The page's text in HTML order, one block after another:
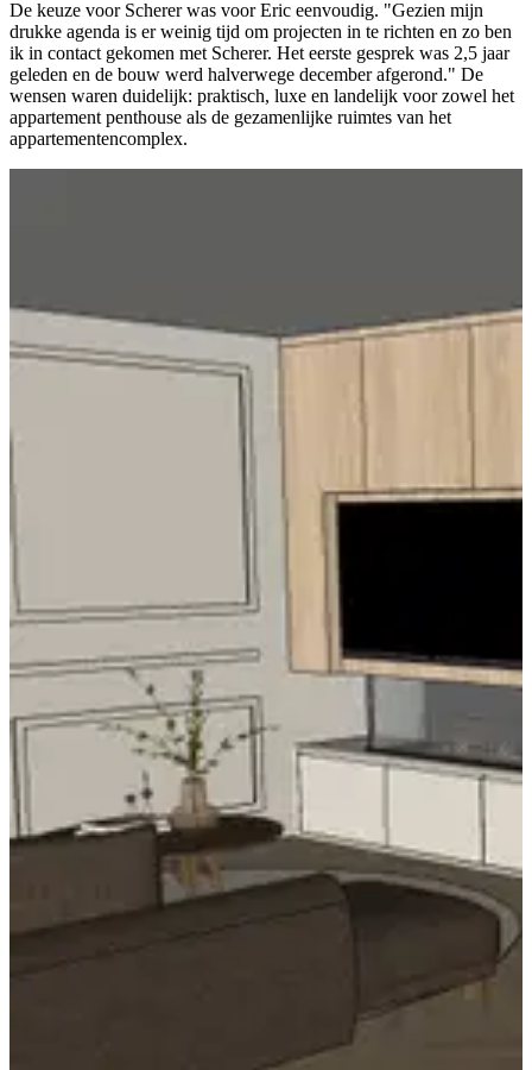
De keuze voor Scherer was voor Eric eenvoudig. "Gezien mijn
drukke agenda is er weinig tijd om projecten in te richten en zo ben
ik in contact gekomen met Scherer. Het eerste gesprek was 2,5 jaar
geleden en de bouw werd halverwege december afgerond." De
wensen waren duidelijk: praktisch, luxe en landelijk voor zowel het
appartement penthouse als de gezamenlijke ruimtes van het
appartementencomplex.